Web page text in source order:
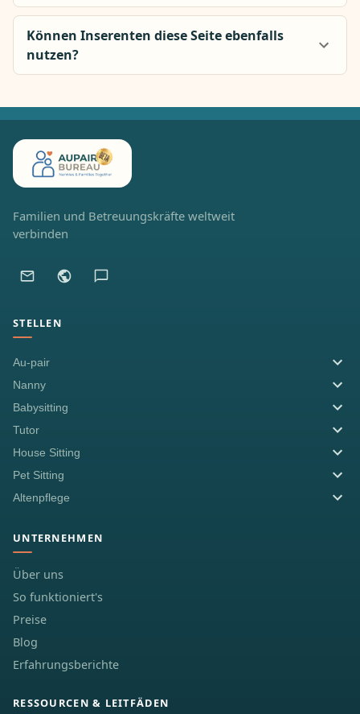
Können Inserenten diese Seite ebenfalls
nutzen?
Familien und Betreuungskräfte weltweit
verbinden
STELLEN
Au-pair
Nanny
Babysitting
Tutor
House Sitting
Pet Sitting
Altenpflege
UNTERNEHMEN
Über uns
So funktioniert's
Preise
Blog
Erfahrungsberichte
RESSOURCEN & LEITFÄDEN